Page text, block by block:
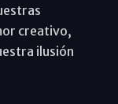
creativo,
ilusión